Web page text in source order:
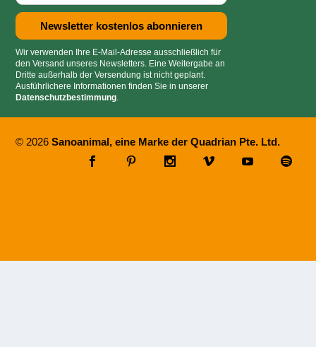
Wir verwenden Ihre E-Mail-Adresse ausschließlich für
den Versand unseres Newsletters. Eine Weitergabe an
Dritte außerhalb der Versendung ist nicht geplant.
Ausführlichere Informationen finden Sie in unserer
Datenschutzbestimmung
© 2026Sanoanimal, eine Marke der Quadrian Pte. Ltd.